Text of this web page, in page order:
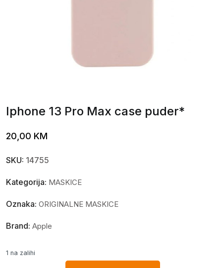
Iphone 13 Pro Max case puder*
20,00 KM
SKU: 14755
Kategorija: MASKICE
Oznaka: ORIGINALNE MASKICE
Brand: Apple
1 na zalihi